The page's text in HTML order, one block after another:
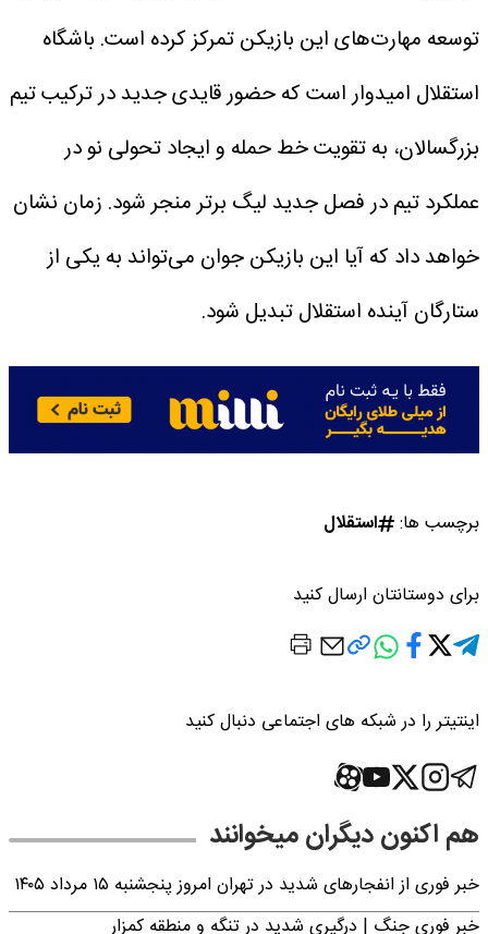
توسعه مهارت‌های این بازیکن تمرکز کرده است. باشگاه
استقلال امیدوار است که حضور قایدی جدید در ترکیب تیم
بزرگسالان، به تقویت خط حمله و ایجاد تحولی نو در
عملکرد تیم در فصل جدید لیگ برتر منجر شود. زمان نشان
خواهد داد که آیا این بازیکن جوان می‌تواند به یکی از
ستارگان آینده استقلال تبدیل شود.
برچسب ها: استقلال
برای دوستانتان ارسال کنید
اینتیتر را در شبکه های اجتماعی دنبال کنید
هم اکنون دیگران میخوانند
خبر فوری از انفجارهای شدید در تهران امروز پنجشنبه ۱۵ مرداد ۱۴۰۵
خبر فوری جنگ | درگیری شدید در تنگه و منطقه کمزار